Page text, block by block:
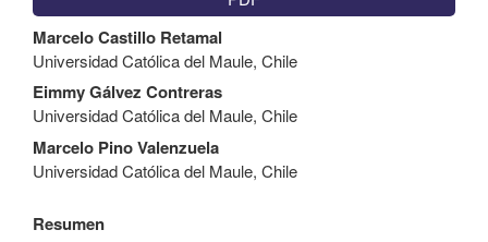
Contenido
principal
del
artículo
Marcelo Castillo Retamal
Universidad Católica del Maule, Chile
Eimmy Gálvez Contreras
Universidad Católica del Maule, Chile
Marcelo Pino Valenzuela
Universidad Católica del Maule, Chile
Resumen